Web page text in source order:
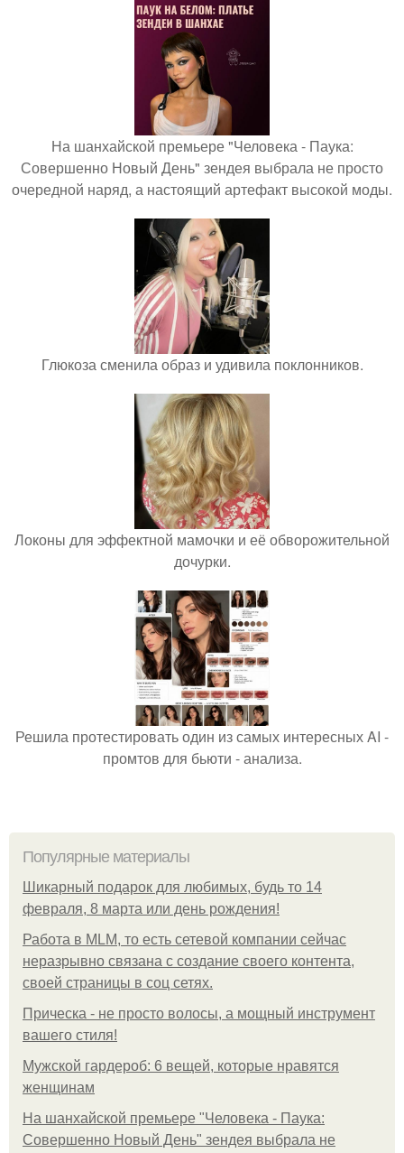
На шанхайской премьере "Человека - Паука:
Совершенно Новый День" зендея выбрала не просто
очередной наряд, а настоящий артефакт высокой моды.
Глюкоза сменила образ и удивила поклонников.
Локоны для эффектной мамочки и её обворожительной
дочурки.
Решила протестировать один из самых интересных AI -
промтов для бьюти - анализа.
Популярные материалы
Шикарный подарок для любимых, будь то 14
февраля, 8 марта или день рождения!
Работа в MLM, то есть сетевой компании сейчас
неразрывно связана с создание своего контента,
своей страницы в соц сетях.
Прическа - не просто волосы, а мощный инструмент
вашего стиля!
Мужской гардероб: 6 вещей, которые нравятся
женщинам
На шанхайской премьере "Человека - Паука:
Совершенно Новый День" зендея выбрала не